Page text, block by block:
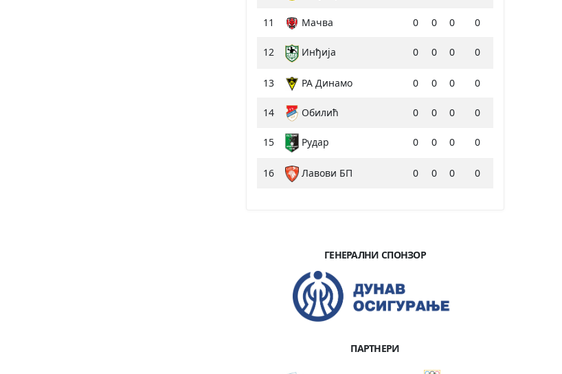
11 Мачва 0 0 0 0
12 Инђија 0 0 0 0
13 РА Динамо 0 0 0 0
14 Обилић 0 0 0 0
15 Рудар 0 0 0 0
16 Лавови БП 0 0 0 0
ГЕНЕРАЛНИ СПОНЗОР
ПАРТНЕРИ